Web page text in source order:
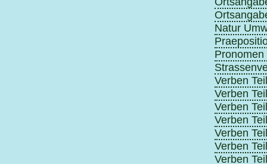
Natur
Verben
Verben
Verben
Verben
Verben
Verben
Verben